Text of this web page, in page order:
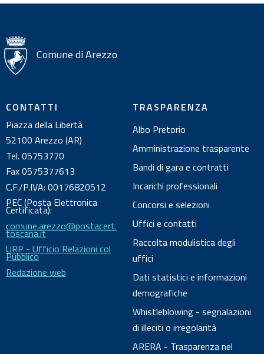
i
n
i
s
d
o
c
u
m
e
n
t
o
Comune di Arezzo
CONTATTI
Piazza della Libertà
52100 Arezzo (AR)
Tel. 05753770
Fax 0575377613
C.F./P.IVA: 00176820512
PEC (Posta Elettronica
Certificata):
comune.arezzo@postacert.
toscana.it
URP - Ufficio Relazioni col
Pubblico
Redazione web
TRASPARENZA
Albo Pretorio
Amministrazione trasparente
Bandi di gara e contratti
Incarichi professionali
Concorsi e selezioni
Uffici e contatti
Raccolta modulistica degli
uffici
Dati statistici e informazioni
demografiche
Whistleblowing - segnalazioni
di illeciti o irregolarità
ARERA - Trasparenza nel